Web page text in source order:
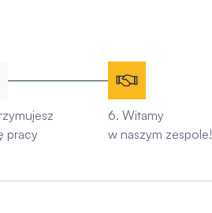
pracy
6. Witamy
w naszym zespole!